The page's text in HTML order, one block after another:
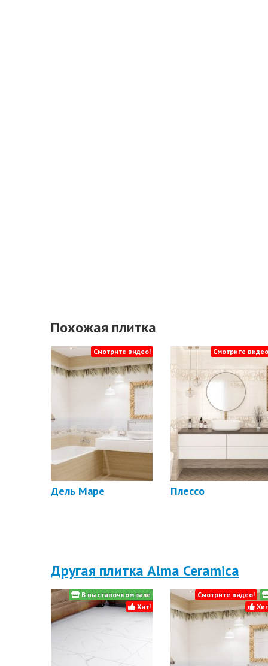
Похожая плитка
Дель Маре
Смотрите видео!
Плессо
Смотрите
Другая плитка Alma Ceramica
В выставочном зале
Хит!
Смотрите видео!